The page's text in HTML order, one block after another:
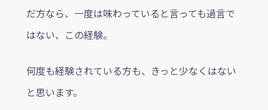
だ方なら、一度は味わっていると言っても過言で
はない、この経験。
何度も経験されている方も、きっと少なくはない
と思います。